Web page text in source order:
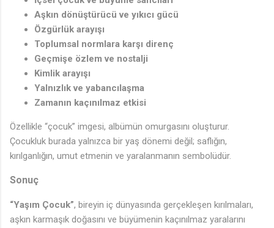
Aşkın dönüştürücü ve yıkıcı gücü
Özgürlük arayışı
Toplumsal normlara karşı direnç
Geçmişe özlem ve nostalji
Kimlik arayışı
Yalnızlık ve yabancılaşma
Zamanın kaçınılmaz etkisi
Özellikle “çocuk” imgesi, albümün omurgasını oluşturur.
Çocukluk burada yalnızca bir yaş dönemi değil; saflığın,
kırılganlığın, umut etmenin ve yaralanmanın sembolüdür.
Sonuç
“Yaşım Çocuk”, bireyin iç dünyasında gerçekleşen kırılmaları,
aşkın karmaşık doğasını ve büyümenin kaçınılmaz yaralarını